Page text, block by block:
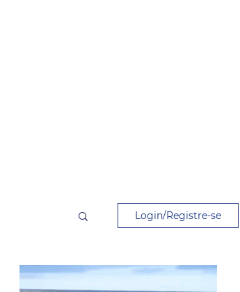
Login/Registre-se